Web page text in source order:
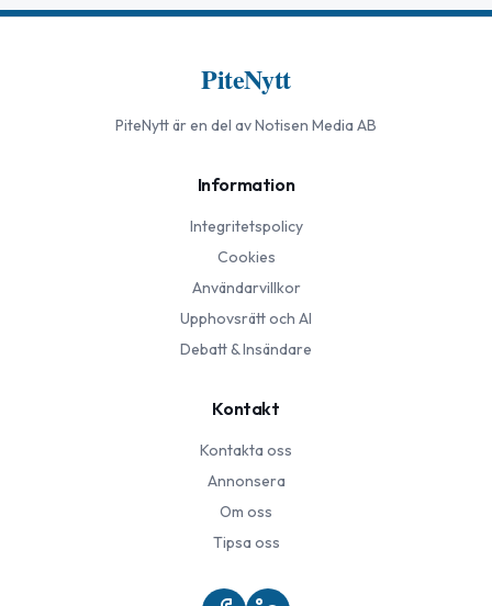
PiteNytt
PiteNyttär en del av Notisen Media AB
Information
Integritetspolicy
Cookies
Användarvillkor
Upphovsrätt och AI
Debatt & Insändare
Kontakt
Kontakta oss
Annonsera
Om oss
Tipsa oss